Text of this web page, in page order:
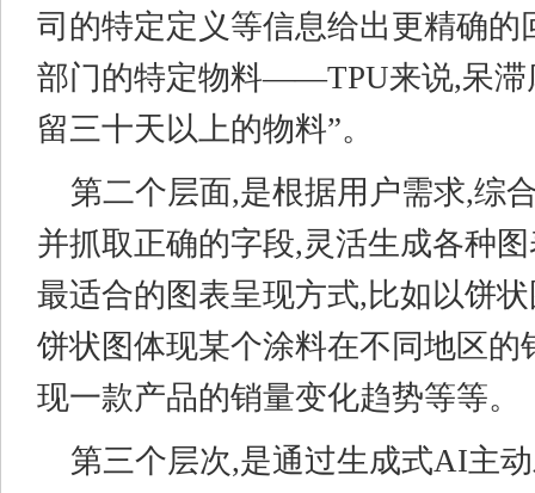
司的特定定义等信息给出更精确的
部门的特定物料——TPU来说,呆滞
留三十天以上的物料”。
第二个层面,是根据用户需求,综
并抓取正确的字段,灵活生成各种
最适合的图表呈现方式,比如以饼
饼状图体现某个涂料在不同地区的
现一款产品的销量变化趋势等等。
第三个层次,是通过生成式AI主